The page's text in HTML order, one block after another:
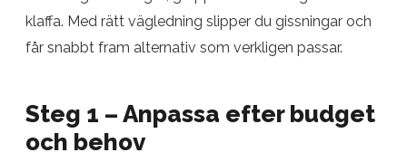
klaffa. Med rätt vägledning slipper du gissningar och
får snabbt fram alternativ som verkligen passar.
Steg 1 – Anpassa efter budget
och behov